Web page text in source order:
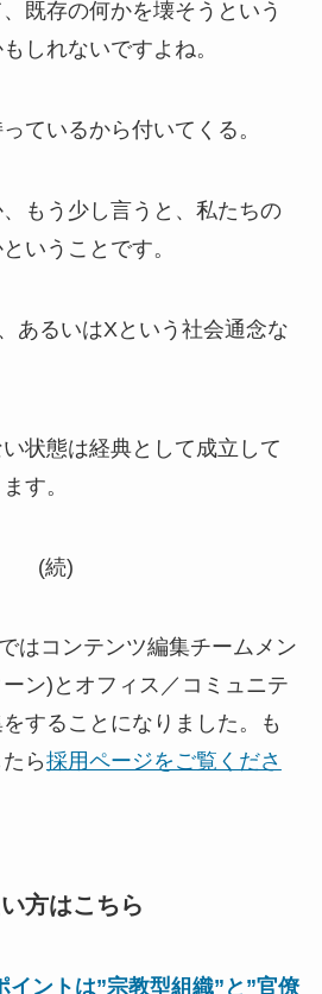
既存の何かを壊そうという
しれないですよね。
ているから付いてくる。
もう少し言うと、私たちの
いうことです。
あるいはXという社会通念な
状態は経典として成立して
す。
(続)
はコンテンツ編集チームメン
ン)とオフィス／コミュニテ
することになりました。も
ら採用ページをご覧くださ
方はこちら
イントは”宗教型組織”と”官僚